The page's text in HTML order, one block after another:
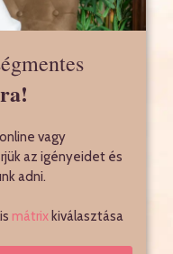
vagy
az igényeidet és
adni.
mátrix kiválasztása